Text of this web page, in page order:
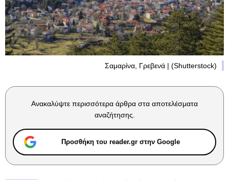
Σαμαρίνα, Γρεβενά | (Shutterstock)
Ανακαλύψτε περισσότερα άρθρα στα αποτελέσματα
αναζήτησης.
Προσθήκη του reader.gr στην Google